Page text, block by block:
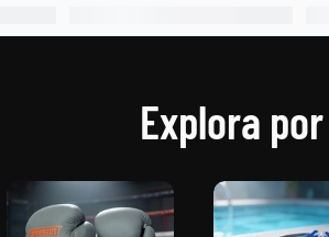
Explora